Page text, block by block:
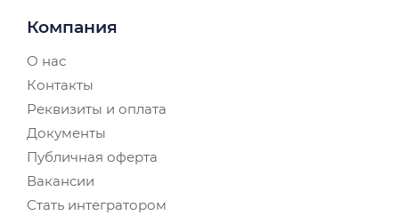
Компания
О нас
Контакты
Реквизиты и оплата
Документы
Публичная оферта
Вакансии
Стать интегратором